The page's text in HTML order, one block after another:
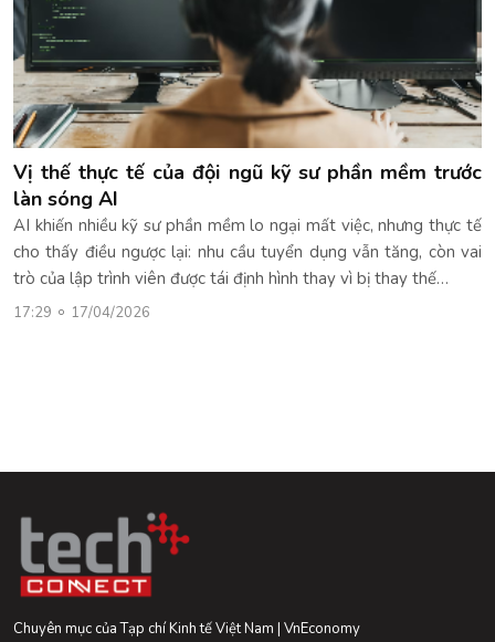
Vị thế thực tế của đội ngũ kỹ sư phần mềm trước
làn sóng AI
AI khiến nhiều kỹ sư phần mềm lo ngại mất việc, nhưng thực tế
cho thấy điều ngược lại: nhu cầu tuyển dụng vẫn tăng, còn vai
trò của lập trình viên được tái định hình thay vì bị thay thế…
17:29 17/04/2026
Chuyên mục của Tạp chí Kinh tế Việt Nam | VnEconomy